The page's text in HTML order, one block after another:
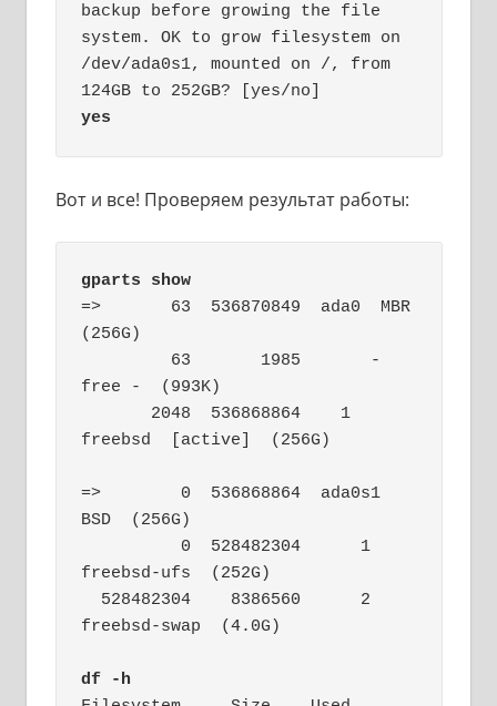
backup before growing the file
system. OK to grow filesystem on
/dev/ada0s1, mounted on /, from
yes
Вот и все! Проверяем результат работы:
gparts show
=>       63  536870849  ada0  MBR
(256G)
free -  (993K)
freebsd  [active]  (256G)
=>        0  536868864  ada0s1
BSD  (256G)
freebsd-ufs  (252G)
freebsd-swap  (4.0G)
df -h